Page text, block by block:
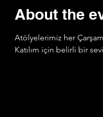
About the
Atölyelerimiz her
Katılım için belirli bir